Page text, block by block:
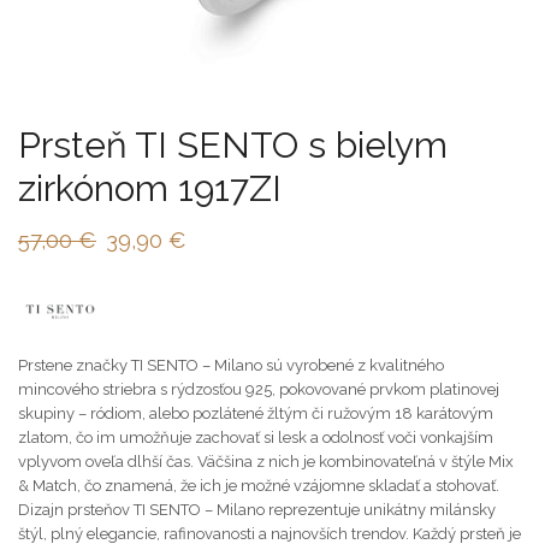
Prsteň TI SENTO s bielym
zirkónom 1917ZI
57,00€ 39,90 €
Prstene značky TI SENTO – Milano sú vyrobené z kvalitného
mincového striebra s rýdzosťou 925, pokovované prvkom platinovej
skupiny – ródiom, alebo pozlátené žltým či ružovým 18 karátovým
zlatom, čo im umožňuje zachovať si lesk a odolnosť voči vonkajším
vplyvom oveľa dlhší čas. Väčšina z nich je kombinovateľná v štýle Mix
& Match, čo znamená, že ich je možné vzájomne skladať a stohovať.
Dizajn prsteňov TI SENTO – Milano reprezentuje unikátny milánsky
štýl, plný elegancie, rafinovanosti a najnovších trendov. Každý prsteň je